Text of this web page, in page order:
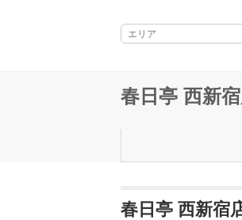
春日亭 西新
春日亭 西新宿